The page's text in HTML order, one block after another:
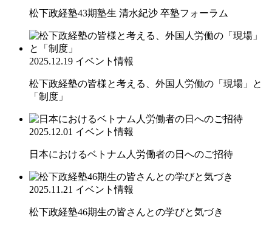
松下政経塾43期塾生 清水紀沙 卒塾フォーラム
2025.12.19 イベント情報
松下政経塾の皆様と考える、外国人労働の「現場」と
「制度」
2025.12.01 イベント情報
日本におけるベトナム人労働者の日へのご招待
2025.11.21 イベント情報
松下政経塾46期生の皆さんとの学びと気づき